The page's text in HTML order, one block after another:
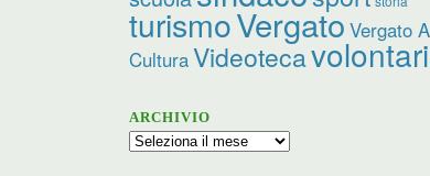
turismoVergato Vergato
CulturaVideoteca
ARCHIVIO
Archivio